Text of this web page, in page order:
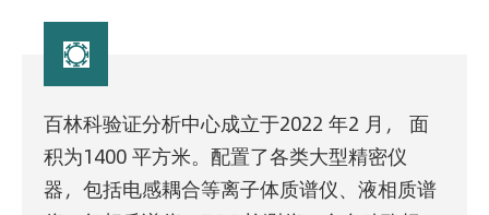

百林科验证分析中心成立于2022 年2 月， 面
积为1400 平方米。配置了各类大型精密仪
器，包括电感耦合等离子体质谱仪、液相质谱